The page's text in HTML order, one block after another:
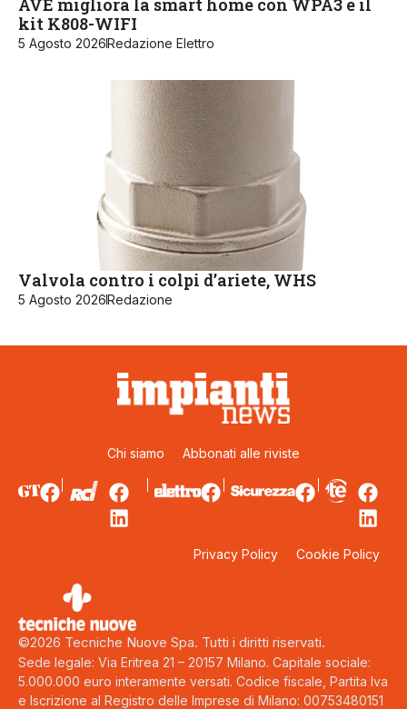
kit K808-WIFI
5 Agosto 2026Redazione Elettro
Valvola contro i colpi d’ariete, WHS
5 Agosto 2026Redazione
Chi siamo Abbonati alle riviste
Privacy Policy Cookie Policy
©2026 Tecniche Nuove Spa. Tutti i diritti riservati.
Sede legale: Via Eritrea 21 – 20157 Milano. Capitale sociale:
5.000.000 euro interamente versati. Codice fiscale, Partita Iva
e Iscrizione al Registro delle Imprese di Milano: 00753480151